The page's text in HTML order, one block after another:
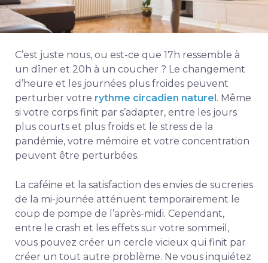
C’est juste nous, ou est-ce que 17h ressemble à
un dîner et 20h à un coucher ? Le changement
d’heure et les journées plus froides peuvent
perturber votre rythme circadien naturel. Même
si votre corps finit par s’adapter, entre les jours
plus courts et plus froids et le stress de la
pandémie, votre mémoire et votre concentration
peuvent être perturbées.
La caféine et la satisfaction des envies de sucreries
de la mi-journée atténuent temporairement le
coup de pompe de l’après-midi. Cependant,
entre le crash et les effets sur votre sommeil,
vous pouvez créer un cercle vicieux qui finit par
créer un tout autre problème. Ne vous inquiétez